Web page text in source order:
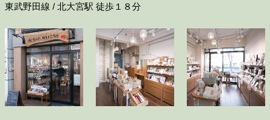
東武野田線 / 北大宮駅 徒歩１８分